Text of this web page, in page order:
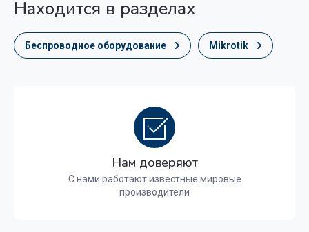
Находится в разделах
Беспроводное оборудование Mikrotik
Нам доверяют
С нами работают известные мировые
производители